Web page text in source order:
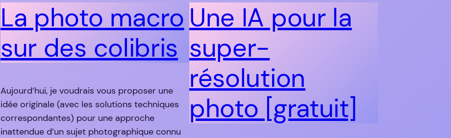
La photo macro
sur des colibris
Aujourd’hui, je voudrais vous proposer une
idée originale (avec les solutions techniques
correspondantes) pour une approche
inattendue d’un sujet photographique connu
Une IA pour la
super-
résolution
photo [gratuit]